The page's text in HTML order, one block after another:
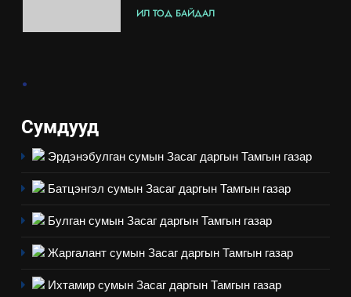
ИЛ ТОД БАЙДАЛ
8
явуулж байгаа үйл ажиллагаа,
үйлдвэрлэл, үйлчилгээ,
технологийн хүн, мал, амьтны
үзүүлэх буюу үзүүлж байгаа
ИЛ ТОД БАЙДАЛ
Нээлттэй засгийн түншлэл
.
Сумдууд
Эрдэнэбулган сумын Засаг даргын Тамгын газар
Батцэнгэл сумын Засаг даргын Тамгын газар
Булган сумын Засаг даргын Тамгын газар
Жаргалант сумын Засаг даргын Тамгын газар
Ихтамир сумын Засаг даргын Тамгын газар